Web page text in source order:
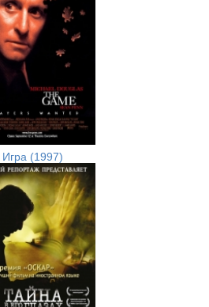
Игра (1997)